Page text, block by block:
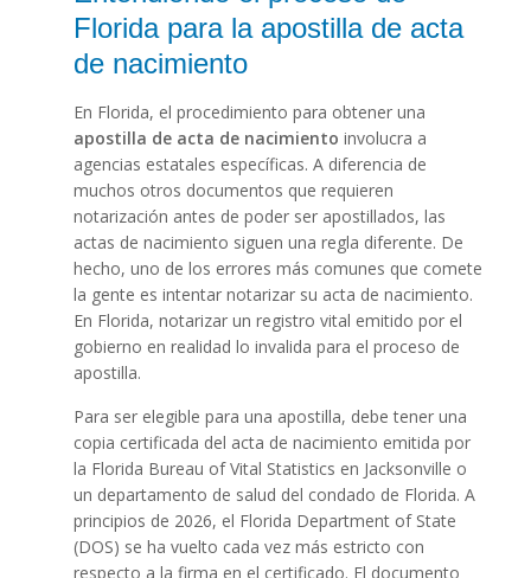
Florida para la apostilla de acta
de nacimiento
En Florida, el procedimiento para obtener una
apostilla de acta de nacimiento involucra a
agencias estatales específicas. A diferencia de
muchos otros documentos que requieren
notarización antes de poder ser apostillados, las
actas de nacimiento siguen una regla diferente. De
hecho, uno de los errores más comunes que comete
la gente es intentar notarizar su acta de nacimiento.
En Florida, notarizar un registro vital emitido por el
gobierno en realidad lo invalida para el proceso de
apostilla.
Para ser elegible para una apostilla, debe tener una
copia certificada del acta de nacimiento emitida por
la Florida Bureau of Vital Statistics en Jacksonville o
un departamento de salud del condado de Florida. A
principios de 2026, el Florida Department of State
(DOS) se ha vuelto cada vez más estricto con
respecto a la firma en el certificado. El documento